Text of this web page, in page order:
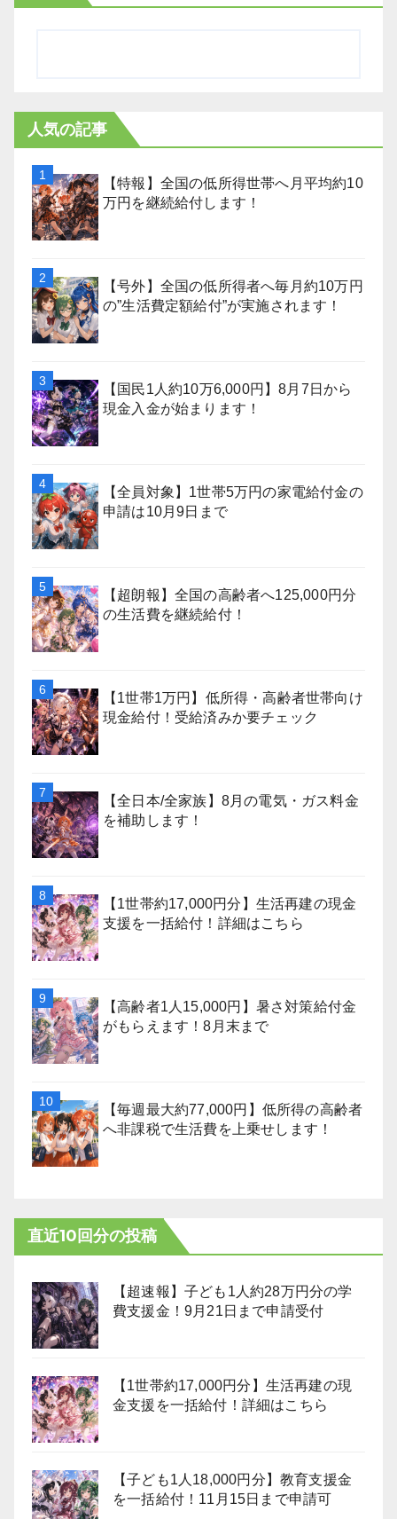
人気の記事
【特報】全国の低所得世帯へ月平均約10
万円を継続給付します！
【号外】全国の低所得者へ毎月約10万円
の”生活費定額給付”が実施されます！
【国民1人約10万6,000円】8月7日から
現金入金が始まります！
【全員対象】1世帯5万円の家電給付金の
申請は10月9日まで
【超朗報】全国の高齢者へ125,000円分
の生活費を継続給付！
【1世帯1万円】低所得・高齢者世帯向け
現金給付！受給済みか要チェック
【全日本/全家族】8月の電気・ガス料金
を補助します！
【1世帯約17,000円分】生活再建の現金
支援を一括給付！詳細はこちら
【高齢者1人15,000円】暑さ対策給付金
がもらえます！8月末まで
【毎週最大約77,000円】低所得の高齢者
へ非課税で生活費を上乗せします！
直近10回分の投稿
【超速報】子ども1人約28万円分の学
費支援金！9月21日まで申請受付
【1世帯約17,000円分】生活再建の現
金支援を一括給付！詳細はこちら
【子ども1人18,000円分】教育支援金
を一括給付！11月15日まで申請可